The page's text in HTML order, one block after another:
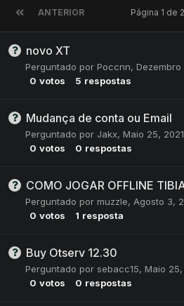
ANTERIOR Página 1 de 2
novo XT
Perguntado por Poccnn, Dezembro
0 votos 5 respostas
Mudança de conta ou Email
Perguntado por Jakx, Maio 25, 2021
0 votos 0 respostas
COMO JOGAR OFFLINE
Perguntado por muzzle, Agosto 3,
0 votos 1 resposta
Buy Otserv 12.30
Perguntado por sebacc15, Maio
0 votos 0 respostas